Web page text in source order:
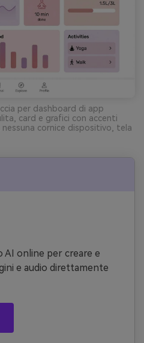
per dashboard di app
card e grafici con accenti
cornice dispositivo, tela
AI online per creare e
e audio direttamente